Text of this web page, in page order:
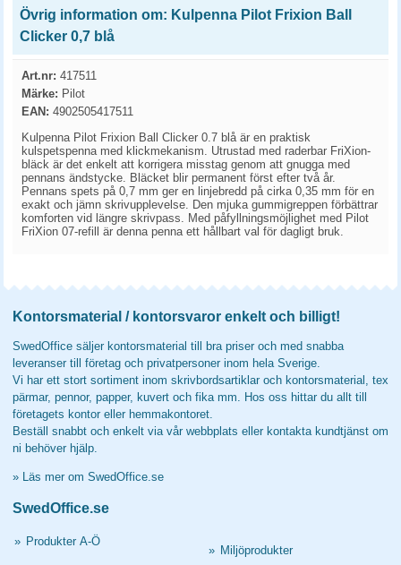
Övrig information om: Kulpenna Pilot Frixion Ball
Clicker 0,7 blå
Art.nr: 417511
Märke: Pilot
EAN: 4902505417511
Kulpenna Pilot Frixion Ball Clicker 0.7 blå är en praktisk
kulspetspenna med klickmekanism. Utrustad med raderbar FriXion-
bläck är det enkelt att korrigera misstag genom att gnugga med
pennans ändstycke. Bläcket blir permanent först efter två år.
Pennans spets på 0,7 mm ger en linjebredd på cirka 0,35 mm för en
exakt och jämn skrivupplevelse. Den mjuka gummigreppen förbättrar
komforten vid längre skrivpass. Med påfyllningsmöjlighet med Pilot
FriXion 07-refill är denna penna ett hållbart val för dagligt bruk.
Kontorsmaterial / kontorsvaror enkelt och billigt!
SwedOffice säljer kontorsmaterial till bra priser och med snabba
leveranser till företag och privatpersoner inom hela Sverige.
Vi har ett stort sortiment inom skrivbordsartiklar och kontorsmaterial, tex
pärmar, pennor, papper, kuvert och fika mm. Hos oss hittar du allt till
företagets kontor eller hemmakontoret.
Beställ snabbt och enkelt via vår webbplats eller kontakta kundtjänst om
ni behöver hjälp.
» Läs mer om SwedOffice.se
SwedOffice.se
» Produkter A-Ö
» Miljöprodukter